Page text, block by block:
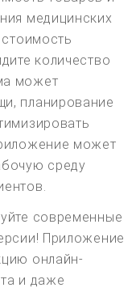
медицинских
количество
может
планирование
может
среду
современные
Приложение
онлайн-
и даже